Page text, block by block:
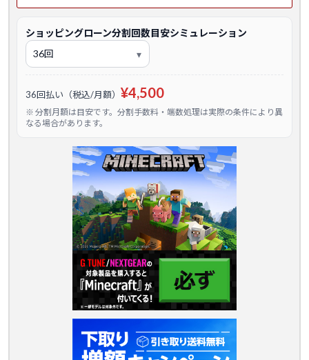
ショッピングローン分割回数目安シミュレーション
36回払い（税込/月額） ¥4,500
※ 分割月額は目安です。分割手数料・端数処理は実際の条件により異
なる場合があります。